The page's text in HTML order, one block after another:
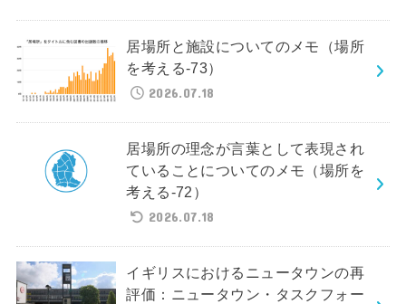
居場所と施設についてのメモ（場所
を考える-73）
2026.07.18
居場所の理念が言葉として表現され
ていることについてのメモ（場所を
考える-72）
2026.07.18
イギリスにおけるニュータウンの再
評価：ニュータウン・タスクフォー